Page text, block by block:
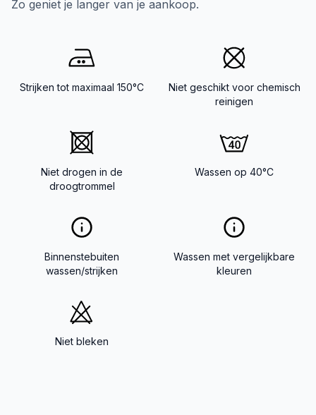
Zo geniet je langer van je aankoop.
Strijken tot maximaal 150°C
Niet geschikt voor chemisch
reinigen
Niet drogen in de
droogtrommel
Wassen op 40°C
Binnenstebuiten
wassen/strijken
Wassen met vergelijkbare
kleuren
Niet bleken